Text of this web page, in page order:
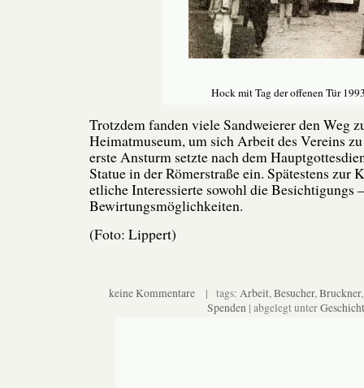
Hock mit Tag der offenen Tür
Trotzdem fanden viele Sandweierer den Weg
Heimatmuseum, um sich Arbeit des Vereins
erste Ansturm setzte nach dem
Statue in der Römerstraße ein. Spätestens zur
etliche Interessierte sowohl die Besichtigungs
Bewirtungsmöglichkeiten.
(Foto: Lippert)
keine Kommentare| tags: Arbeit,Besucher,Bruckner
Spenden | abgelegt unter